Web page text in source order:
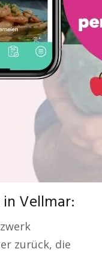
Vellmar:
zurück, die